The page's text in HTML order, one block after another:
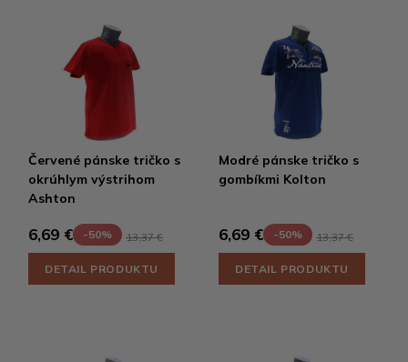
Červené pánske tričko s
okrúhlym výstrihom
Ashton
6,69 € -50% 13,37 €
DETAIL PRODUKTU
Modré pánske tričko s
gombíkmi Kolton
6,69 € -50% 13,37 €
DETAIL PRODUKTU